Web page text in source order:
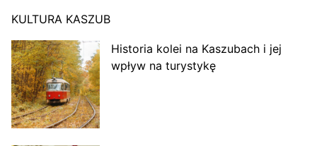
KULTURA KASZUB
Historia kolei na Kaszubach i jej
wpływ na turystykę